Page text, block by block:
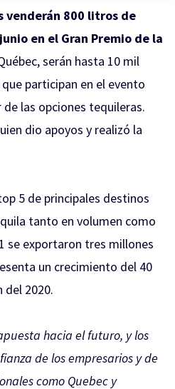
venderán 800 litros de
en el Gran Premio de la
serán hasta 10 mil
participan en el evento
las opciones tequileras.
dio apoyos y realizó la
5 de principales destinos
tanto en volumen como
se exportaron tres millones
un crecimiento del 40
del 2020.
hacia el futuro, y los
de los empresarios y de
como Quebec y